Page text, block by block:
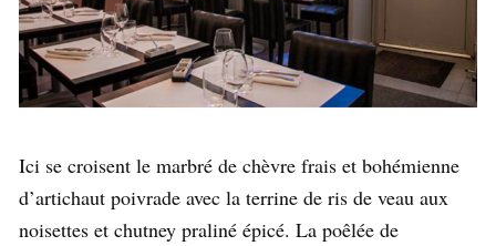
Ici se croisent le marbré de chèvre frais et bohémienne
d’artichaut poivrade avec la terrine de ris de veau aux
noisettes et chutney praliné épicé. La poêlée de